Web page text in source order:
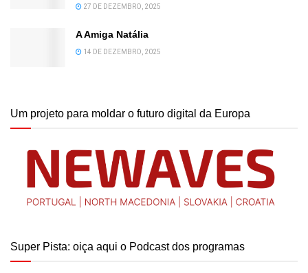
27 DE DEZEMBRO, 2025
A Amiga Natália
14 DE DEZEMBRO, 2025
Um projeto para moldar o futuro digital da Europa
Super Pista: oiça aqui o Podcast dos programas